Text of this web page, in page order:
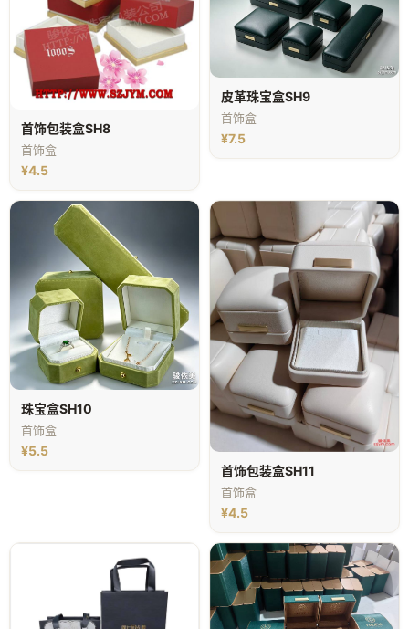
首饰包装盒SH8
首饰盒
¥4.5
皮革珠宝盒SH9
首饰盒
¥7.5
珠宝盒SH10
首饰盒
¥5.5
首饰包装盒SH11
首饰盒
¥4.5